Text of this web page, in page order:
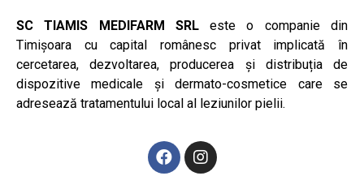
SC TIAMIS MEDIFARM SRLeste o companie din
Timișoara cu capital românesc privat implicată în
cercetarea, dezvoltarea, producerea și distribuția de
dispozitive medicale și dermato-cosmetice care se
adresează tratamentului local al leziunilor pielii.